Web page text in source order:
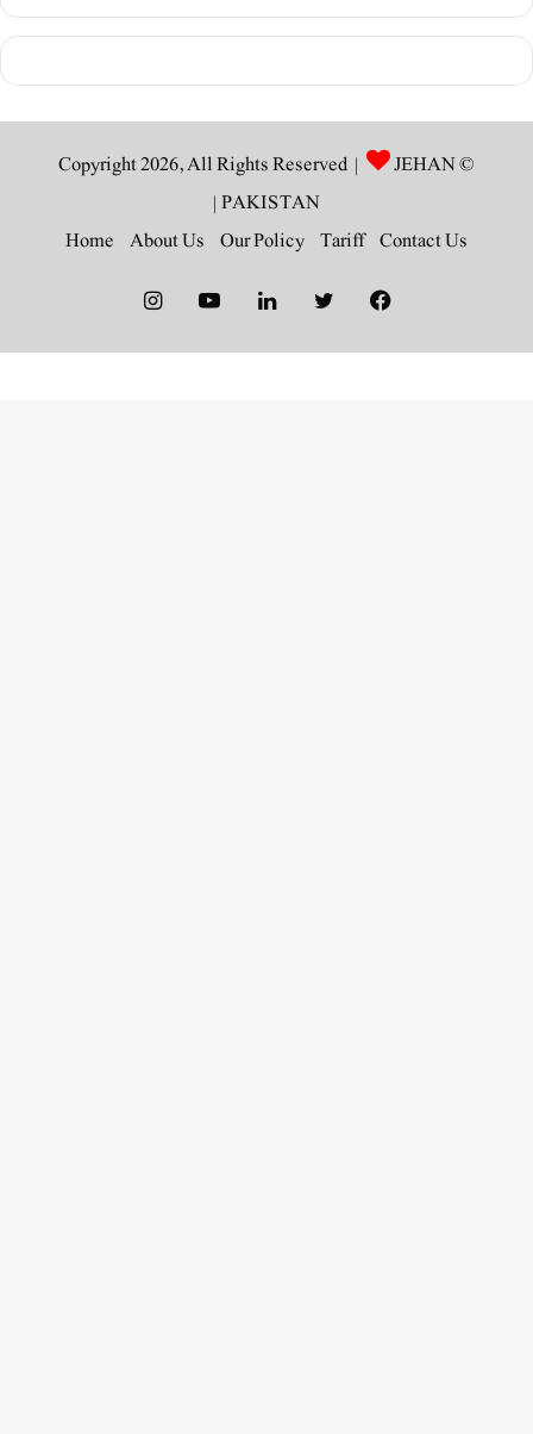
© Copyright 2026, All Rights Reserved |
JEHAN
PAKISTAN
|
Contact Us
Tariff
Our Policy
About Us
Home
Facebook
Twitter
LinkedIn
YouTube
Instagram